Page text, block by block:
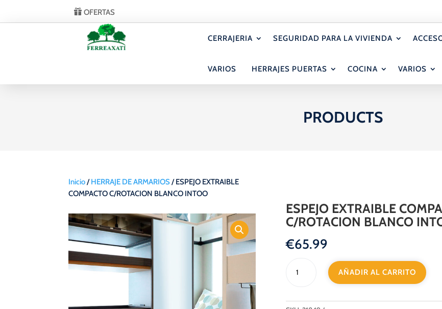
OFERTAS
CERRAJERIA SEGURIDAD PARA LA VIVIENDA
VARIOS HERRAJES PUERTAS COCINA VARIOS
PRODUCTS
Inicio/HERRAJE DE ARMARIOS/ ESPEJO EXTRAIBLE
COMPACTO C/ROTACION BLANCO INTOO
ESPEJO EXTRAIBLE
C/ROTACION BLANCO
€65.99
EXTRAIBLE
AÑADIR AL CARRITO